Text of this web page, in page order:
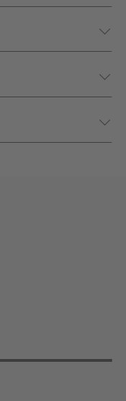
5 von 5 Sternen
5 Sternen
5 Sternen